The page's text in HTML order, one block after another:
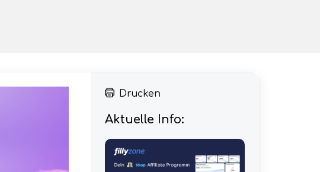
Drucken
Aktuelle Info: